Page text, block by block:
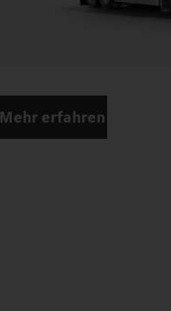
Mehr erfahren